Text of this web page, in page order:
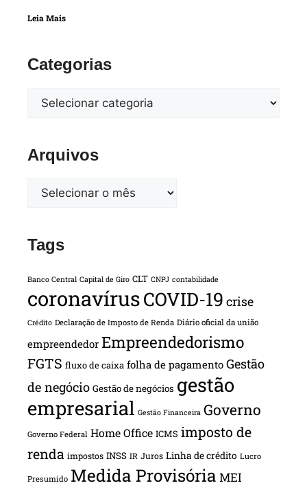
Leia Mais
Categorias
Arquivos
Tags
Banco Central Capital de Giro CLT CNPJ contabilidade
coronavírusCOVID-19 crise
Crédito Declaração de Imposto de Renda Diário oficial da união
empreendedor Empreendedorismo
FGTS fluxo de caixa folha de pagamento Gestão
de negócio Gestão de negócios gestão
empresarial Gestão Financeira Governo
Governo Federal Home Office ICMS imposto de
renda impostos INSS IR Juros Linha de crédito Lucro
Presumido Medida Provisória MEI